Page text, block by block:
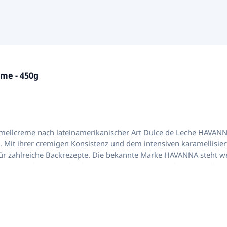
- 450g
de Leche HAVANNA ist eine traditionelle Milchkaramellcreme, die in
ihrer cremigen Konsistenz und dem intensiven
weltweit für authentische süße Spezialitäten aus der
zum Genießen Latinando Expertentipp: Dulce de Leche HAVANNA schmeckt